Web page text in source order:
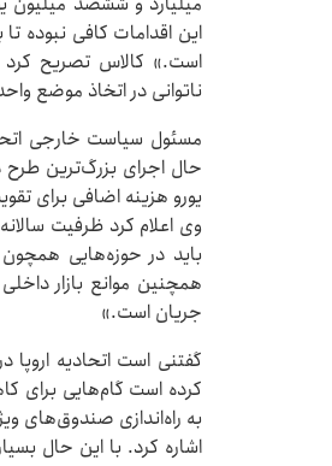
این اقدامات کافی نبوده
ناتوانی در اتخاذ موضع
مسئول سیاست خارجی
یورو هزینه اضافی برای
وی اعلام کرد ظرفیت
باید در حوزه‌هایی
همچنین موانع بازار
جریان است.»
گفتنی است اتحادیه
کرده است گام‌هایی برای
به راه‌اندازی صندوق‌های
اشاره کرد. با این حال